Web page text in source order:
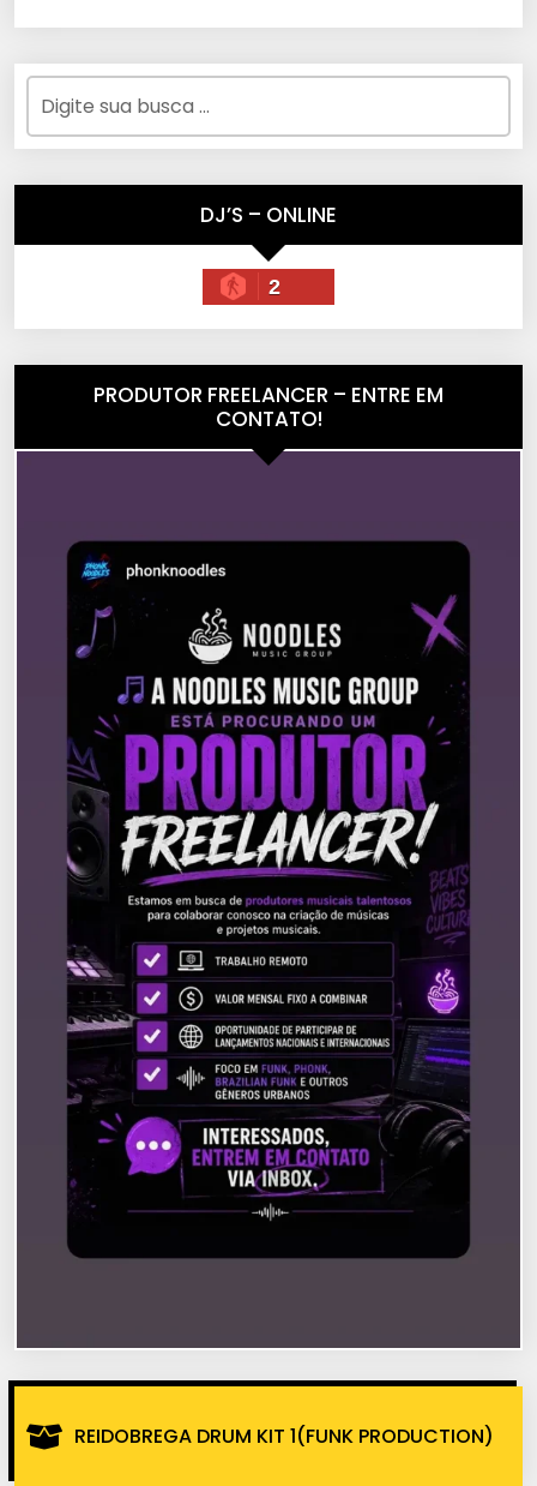
DJ’S – ONLINE
2
PRODUTOR FREELANCER – ENTRE EM
CONTATO!
REIDOBREGA DRUM KIT 1(FUNK PRODUCTION)